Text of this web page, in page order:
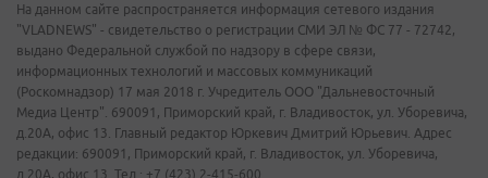
На данном сайте распространяется информация сетевого издания
"VLADNEWS" - свидетельство о регистрации СМИ ЭЛ № ФС 77 - 72742,
выдано Федеральной службой по надзору в сфере связи,
информационных технологий и массовых коммуникаций
(Роскомнадзор) 17 мая 2018 г. Учредитель ООО "Дальневосточный
Медиа Центр". 690091, Приморский край, г. Владивосток, ул. Уборевича,
д.20А, офис 13. Главный редактор Юркевич Дмитрий Юрьевич. Адрес
редакции: 690091, Приморский край, г. Владивосток, ул. Уборевича,
д.20А, офис 13. Тел.: +7 (423) 2-415-600.